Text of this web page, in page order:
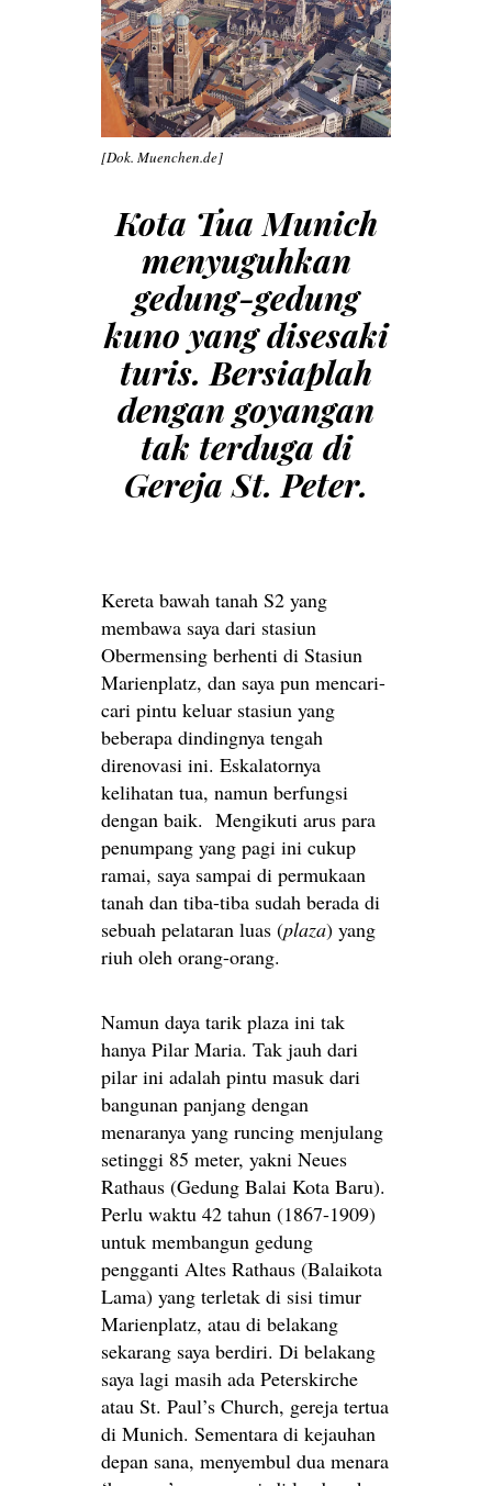
[Dok. Muenchen.de]
Kota Tua Munich
menyuguhkan
gedung-gedung
kuno yang disesaki
turis. Bersiaplah
dengan goyangan
tak terduga di
Gereja St. Peter.
Kereta bawah tanah S2 yang
membawa saya dari stasiun
Obermensing berhenti di Stasiun
Marienplatz, dan saya pun mencari-
cari pintu keluar stasiun yang
beberapa dindingnya tengah
direnovasi ini. Eskalatornya
kelihatan tua, namun berfungsi
dengan baik. Mengikuti arus para
penumpang yang pagi ini cukup
ramai, saya sampai di permukaan
tanah dan tiba-tiba sudah berada di
sebuah pelataran luas (plaza) yang
riuh oleh orang-orang.
Namun daya tarik plaza ini tak
hanya Pilar Maria. Tak jauh dari
pilar ini adalah pintu masuk dari
bangunan panjang dengan
menaranya yang runcing menjulang
setinggi 85 meter, yakni Neues
Rathaus (Gedung Balai Kota Baru).
Perlu waktu 42 tahun (1867-1909)
untuk membangun gedung
pengganti Altes Rathaus (Balaikota
Lama) yang terletak di sisi timur
Marienplatz, atau di belakang
sekarang saya berdiri. Di belakang
saya lagi masih ada Peterskirche
atau St. Paul’s Church, gereja tertua
di Munich. Sementara di kejauhan
depan sana, menyembul dua menara